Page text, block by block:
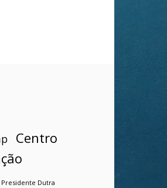
Centro
Presidente Dutra